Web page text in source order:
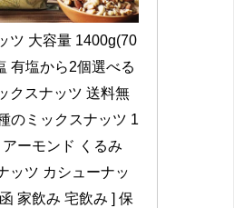
ツ 大容量 1400g(70
有塩から2個選べる
クスナッツ 送料無
のミックスナッツ 1
アーモンド くるみ
ッツ カシューナッ
家飲み 宅飲み ] 保